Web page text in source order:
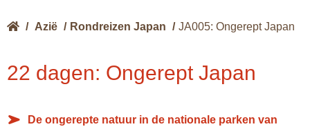
/ Azië / Rondreizen Japan / JA005: Ongerept Japan
22 dagen: Ongerept Japan
De ongerepte natuur in de nationale parken van